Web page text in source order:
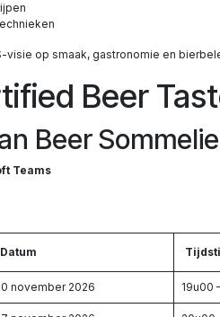
visie op smaak, gastronomie en
Beer
Beer
Teams
Datum
november 2026 19u00